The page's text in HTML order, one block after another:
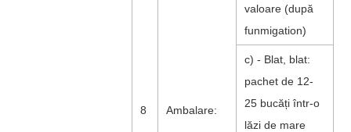
8 Ambalare:
valoare (după
funmigation)
c) - Blat, blat:
pachet de 12-
25 bucăți într-o
lăzi de mare